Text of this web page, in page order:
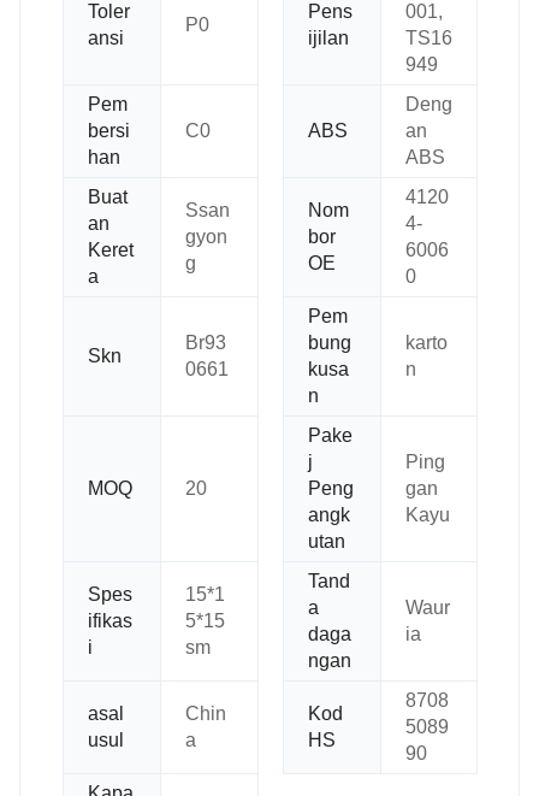
Toler
ansi
P0
Pens
ijilan
001,
TS16
949
Pem
bersi
han
C0 ABS
Deng
an
ABS
Buat
an
Keret
a
Ssan
gyon
g
Nom
bor
OE
4120
4-
6006
0
Skn
Br93
0661
Pem
bung
kusa
n
karto
n
MOQ 20
Pake
j
Peng
angk
utan
Ping
gan
Kayu
Spes
ifikas
i
15*1
5*15
sm
Tand
a
daga
ngan
Waur
ia
asal
usul
Chin
a
Kod
HS
8708
5089
90